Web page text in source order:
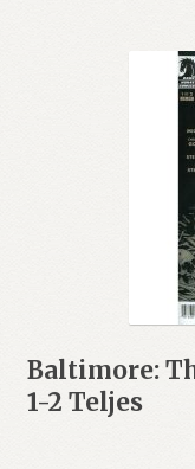
Baltimore:
1-2 Teljes